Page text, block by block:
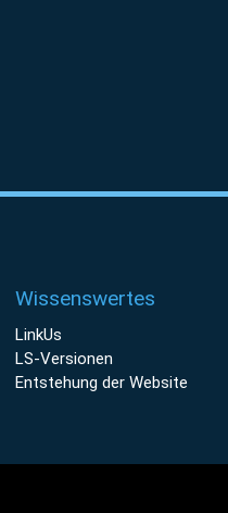
Wissenswertes
LinkUs
LS-Versionen
Entstehung der Website